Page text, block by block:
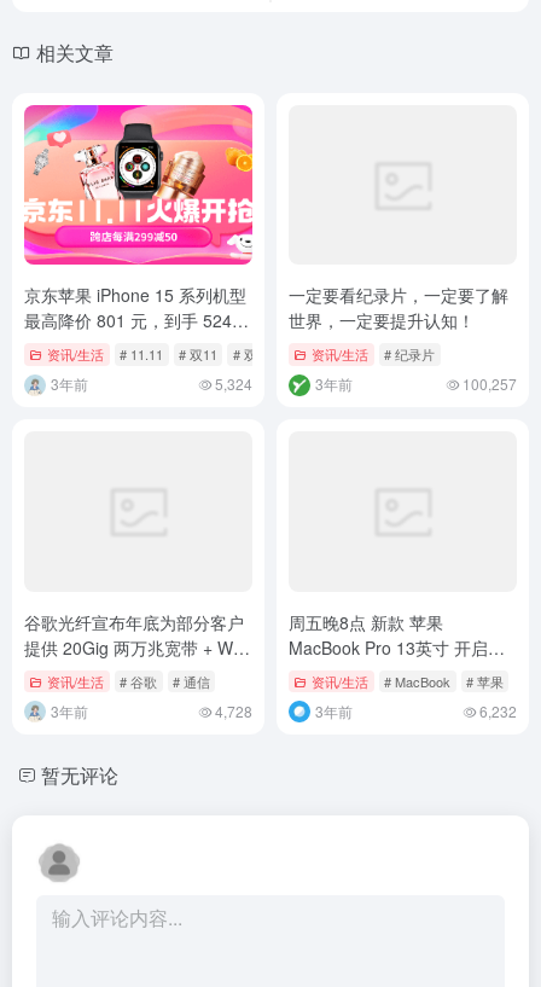
相关文章
京东苹果 iPhone 15 系列机型
最高降价 801 元，到手 5248
元起资讯/生活 # 11.11 # 双11 # 双十一
3年前 5,324
一定要看纪录片，一定要了解
世界，一定要提升认知！
资讯/生活 # 纪录片
3年前 100,257
谷歌光纤宣布年底为部分客户
提供 20Gig 两万兆宽带 + Wi-
Fi 7 服务
资讯/生活 # 谷歌 # 通信
3年前 4,728
周五晚8点 新款 苹果
MacBook Pro 13英寸 开启订
购
资讯/生活 # MacBook # 苹果
3年前 6,232
暂无评论